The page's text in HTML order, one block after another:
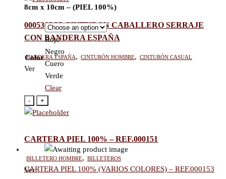
0005365/35 CINTURON CABALLERO SERRAJE
CON BANDERA ESPAÑA
Bandera España, Cinturón hombre, Cinturón casual
Ver
8cm x 10cm – (PIEL 100%)
Color
Rojo
Negro
Cuero
Verde
Clear
- +
CARTERA PIEL 100% – REF.000151
Billetero hombre, Billeteros
Ver
CARTERA PIEL 100% (VARIOS COLORES) – REF.000153